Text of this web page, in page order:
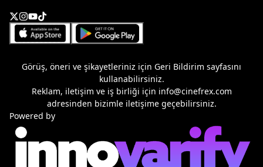
Görüş, öneri ve şikayetleriniz için Geri Bildirim sayfasını
kullanabilirsiniz.
Reklam, iletişim ve iş birliği için info@cinefrex.com
adresinden bizimle iletişime geçebilirsiniz.
Powered by